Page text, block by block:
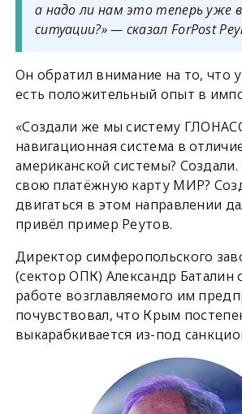
а надо ли нам это теперь уже
ситуации?» — сказал ForPost
Он обратил внимание на то, что
есть положительный опыт в
«Создали же мы систему
навигационная система в
американской системы?
свою платёжную карту МИР?
двигаться в этом направлении
привёл пример Реутов.
Директор симферопольского
(сектор ОПК) Александр Баталин
работе возглавляемого им
почувствовал, что Крым
выкарабкивается из-под